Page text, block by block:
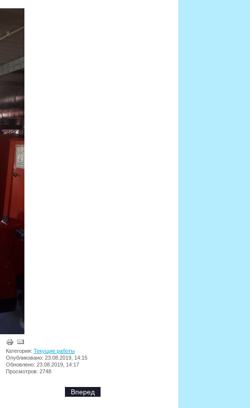
Категория: Текущие работы
Опубликовано: 23.08.2019, 14:15
Обновлено: 23.08.2019, 14:17
Просмотров: 2748
Вперед